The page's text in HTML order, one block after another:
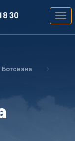
30
Ботсвана